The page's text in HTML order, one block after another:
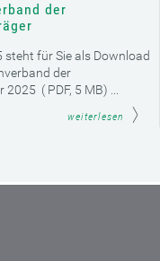
der
für Sie als Download
der
( PDF, 5 MB) ...
weiterlesen